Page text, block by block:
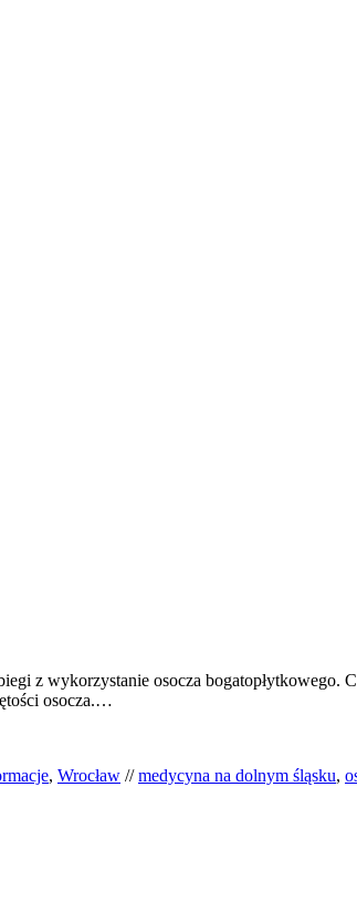
z wykorzystanie osocza bogatopłytkowego.
osocza.…
, Wrocław // medycyna na dolnym śląsku,